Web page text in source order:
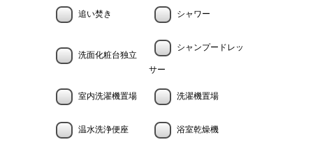
追い焚き シャワー
洗面化粧台独立
シャンプードレッ
サー
室内洗濯機置場 洗濯機置場
温水洗浄便座 浴室乾燥機